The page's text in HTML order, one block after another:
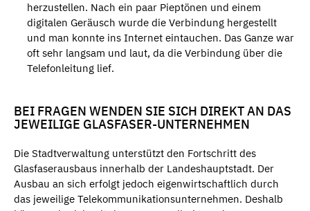
herzustellen. Nach ein paar Pieptönen und einem
digitalen Geräusch wurde die Verbindung hergestellt
und man konnte ins Internet eintauchen. Das Ganze war
oft sehr langsam und laut, da die Verbindung über die
Telefonleitung lief.
BEI FRAGEN WENDEN SIE SICH DIREKT AN DAS
JEWEILIGE GLASFASER-UNTERNEHMEN
Die Stadtverwaltung unterstützt den Fortschritt des
Glasfaserausbaus innerhalb der Landeshauptstadt. Der
Ausbau an sich erfolgt jedoch eigenwirtschaftlich durch
das jeweilige Telekommunikationsunternehmen. Deshalb